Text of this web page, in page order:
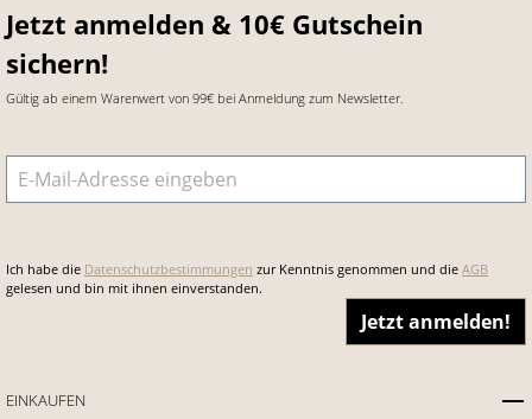
Jetzt anmelden & 10€ Gutschein
sichern!
Gültig ab einem Warenwert von 99€ bei Anmeldung zum Newsletter.
E-Mail-Adresse
Ich habe die Datenschutzbestimmungen zur Kenntnis genommen und die AGB
gelesen und bin mit ihnen einverstanden.
Jetzt anmelden!
EINKAUFEN